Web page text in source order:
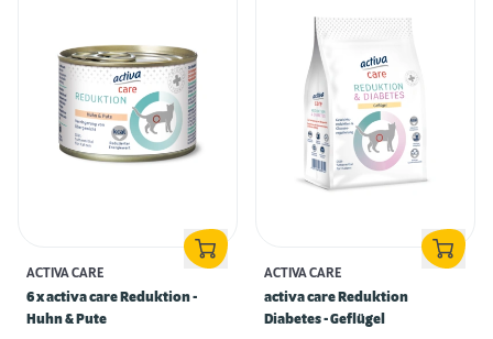
ACTIVA CARE
6 x activa care Reduktion -
Huhn & Pute
ACTIVA CARE
activa care Reduktion
Diabetes - Geflügel